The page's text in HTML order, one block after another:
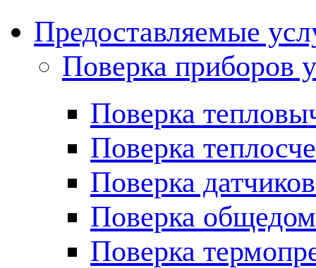
Предоставляемые
Поверка приборов
Поверка
Поверка
Поверка
Поверка
Поверка